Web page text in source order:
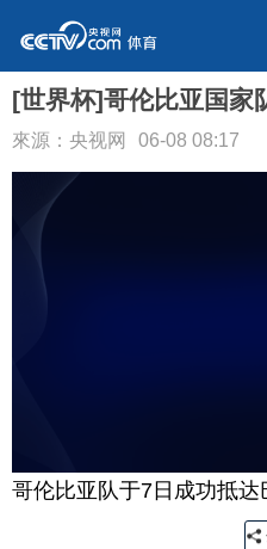
[世界杯]哥伦比亚国家
來源：央视网 06-08 08:17
哥伦比亚队于7日成功抵达